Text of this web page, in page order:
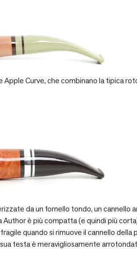
Apple Curve, che combinano la tipica
da un fornello tondo, un cannello
è più compatta (e quindi più
quando si rimuove il cannello della
testa è meravigliosamente